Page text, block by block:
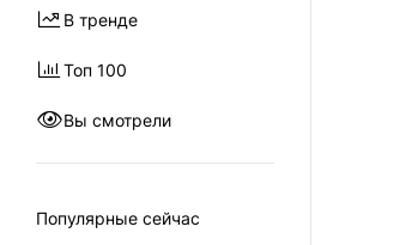
В тренде
Топ 100
Вы смотрели
Популярные сейчас